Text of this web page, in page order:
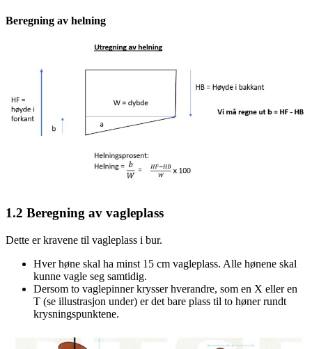
Beregning av helning
1.2 Beregning av vagleplass
Dette er kravene til vagleplass i bur.
Hver høne skal ha minst 15 cm vagleplass. Alle hønene skal
kunne vagle seg samtidig.
Dersom to vaglepinner krysser hverandre, som en X eller en
T (se illustrasjon under) er det bare plass til to høner rundt
krysningspunktene.